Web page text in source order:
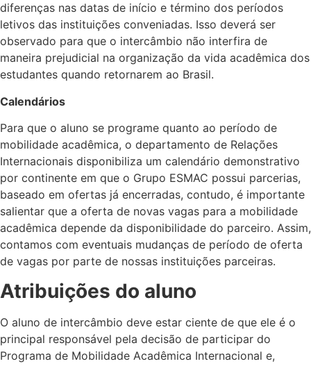
diferenças nas datas de início e término dos períodos
letivos das instituições conveniadas. Isso deverá ser
observado para que o intercâmbio não interfira de
maneira prejudicial na organização da vida acadêmica dos
estudantes quando retornarem ao Brasil.
Calendários
Para que o aluno se programe quanto ao período de
mobilidade acadêmica, o departamento de Relações
Internacionais disponibiliza um calendário demonstrativo
por continente em que o Grupo ESMAC possui parcerias,
baseado em ofertas já encerradas, contudo, é importante
salientar que a oferta de novas vagas para a mobilidade
acadêmica depende da disponibilidade do parceiro. Assim,
contamos com eventuais mudanças de período de oferta
de vagas por parte de nossas instituições parceiras.
Atribuições do aluno
O aluno de intercâmbio deve estar ciente de que ele é o
principal responsável pela decisão de participar do
Programa de Mobilidade Acadêmica Internacional e,